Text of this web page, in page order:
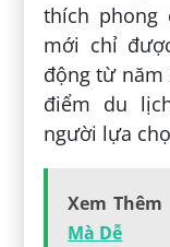
thích phong
mới chỉ
động từ năm
điểm du
người lựa
Xem Thêm
Mà Dễ